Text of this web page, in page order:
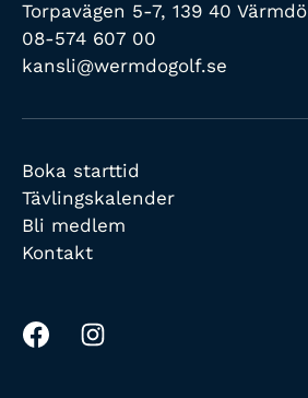
Torpavägen 5-7, 139 40 Värmdö
08-574 607 00
kansli@wermdogolf.se
Boka starttid
Tävlingskalender
Bli medlem
Kontakt